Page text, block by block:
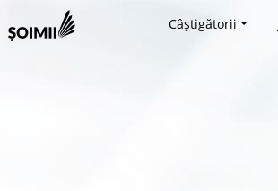
Câștigătorii